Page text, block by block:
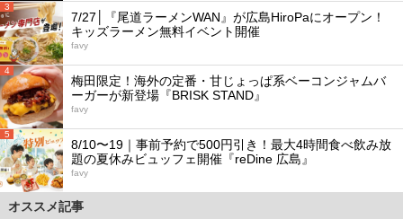
3
7/27│『尾道ラーメンWAN』が広島HiroPaにオープン！
キッズラーメン無料イベント開催
favy
4
梅田限定！海外の定番・甘じょっぱ系ベーコンジャムバ
ーガーが新登場『BRISK STAND』
favy
5
8/10〜19｜事前予約で500円引き！最大4時間食べ飲み放
題の夏休みビュッフェ開催『reDine 広島』
favy
オススメ記事